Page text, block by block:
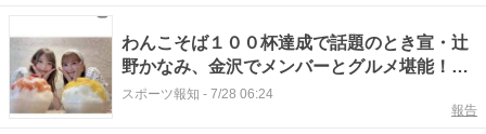
わんこそば１００杯達成で話題のとき宣・辻
野かなみ、金沢でメンバーとグルメ堪能！
「かわいさ最強すぎる」
スポーツ報知 - 7/28 06:24
報告